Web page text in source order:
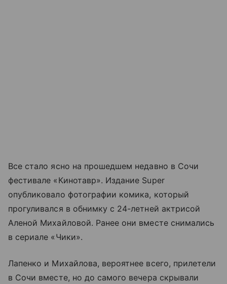
Все стало ясно на прошедшем недавно в Сочи
фестивале «Кинотавр». Издание Super
опубликовало фотографии комика, который
прогуливался в обнимку с 24-летней актрисой
Аленой Михайловой. Ранее они вместе снимались
в сериале «Чики».
Лапенко и Михайлова, вероятнее всего, прилетели
в Сочи вместе, но до самого вечера скрывали